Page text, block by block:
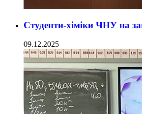
Студенти-хіміки ЧНУ на
09.12.2025